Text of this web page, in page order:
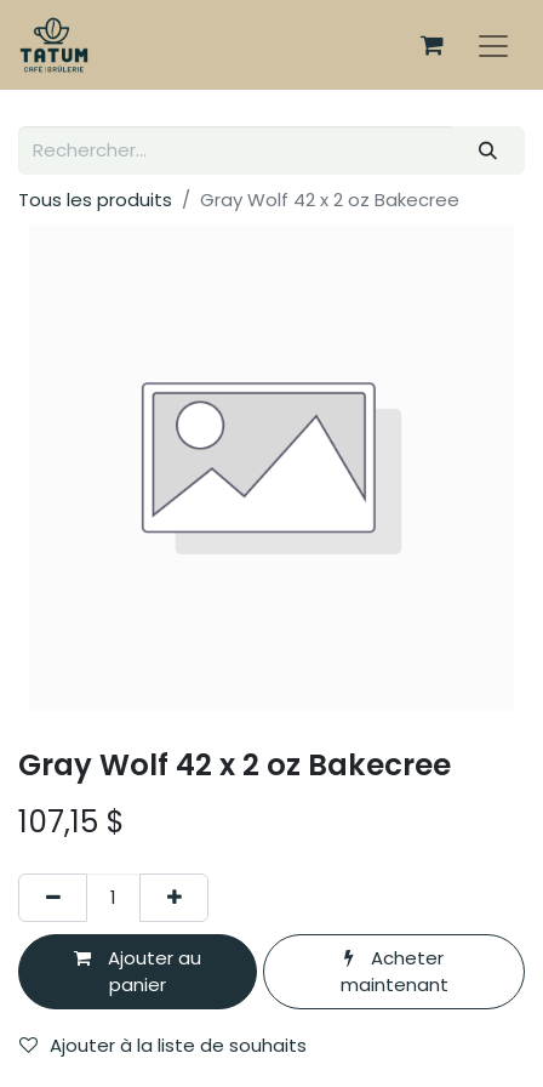
Tous les produits Gray Wolf 42 x 2 oz Bakecree
Gray Wolf 42 x 2 oz Bakecree
107,15 $
Ajouter au
panier
Acheter
maintenant
Ajouter à la liste de souhaits